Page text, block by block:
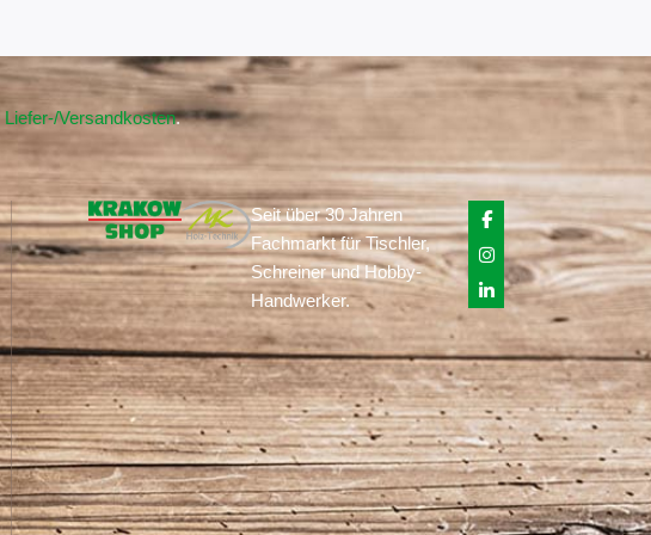
Liefer-/Versandkosten.
Seit über 30 Jahren
Fachmarkt für Tischler,
Schreiner und Hobby-
Handwerker.